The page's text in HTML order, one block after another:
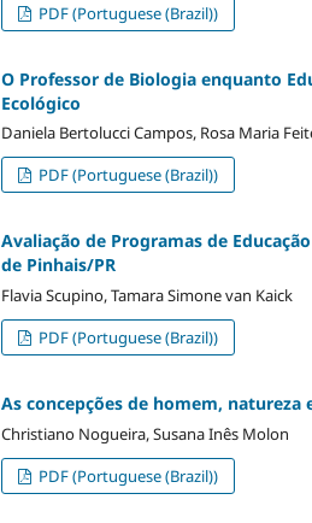
PDF (Portuguese (Brazil))
O Professor de Biologia enquanto
Ecológico
Daniela Bertolucci Campos, Rosa Maria
PDF (Portuguese (Brazil))
Avaliação de Programas de
de Pinhais/PR
Flavia Scupino, Tamara Simone van Kaick
PDF (Portuguese (Brazil))
As concepções de homem,
Christiano Nogueira, Susana Inês Molon
PDF (Portuguese (Brazil))